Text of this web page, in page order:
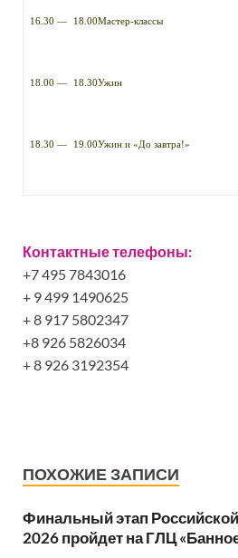
16.30 — 18.00Мастер-классы
18.00 — 18.30Ужин
18.30 — 19.00Ужин и «До завтра!»
Контактные телефоны:
+7 495 7843016
+ 9 499 1490625
+ 8 917 5802347
+8 926 5826034
+ 8 926 3192354
ПОХОЖИЕ ЗАПИСИ
Финальный этап
2026 пройдет на ГЛЦ